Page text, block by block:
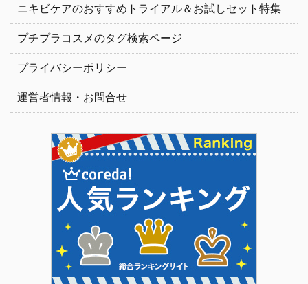
ニキビケアのおすすめトライアル＆お試しセット特集
プチプラコスメのタグ検索ページ
プライバシーポリシー
運営者情報・お問合せ